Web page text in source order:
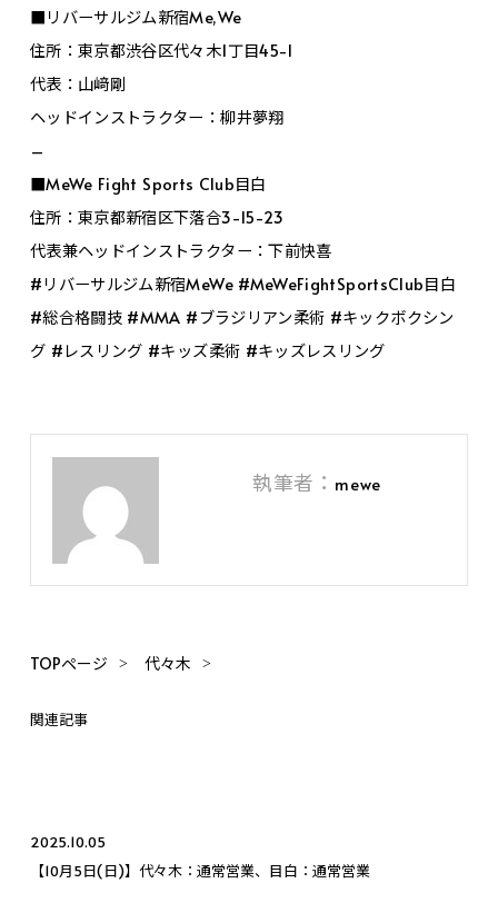
■リバーサルジム新宿Me,We
住所：東京都渋谷区代々木1丁目45-1
代表：山﨑剛
ヘッドインストラクター：柳井夢翔
–
■MeWe Fight Sports Club目白
住所：東京都新宿区下落合3-15-23
代表兼ヘッドインストラクター：下前快喜
#リバーサルジム新宿MeWe #MeWeFightSportsClub目白
#総合格闘技 #MMA #ブラジリアン柔術 #キックボクシン
グ #レスリング #キッズ柔術 #キッズレスリング
執筆者： mewe
TOPページ 代々木
関連記事
2025.10.05
【10月5日(日)】代々木：通常営業、目白：通常営業